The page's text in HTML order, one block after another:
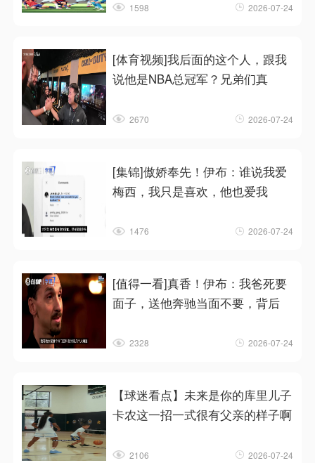
1598 2026-07-24
[体育视频]我后面的这个人，跟我
说他是NBA总冠军？兄弟们真
2670 2026-07-24
[集锦]傲娇奉先！伊布：谁说我爱
梅西，我只是喜欢，他也爱我
1476 2026-07-24
[值得一看]真香！伊布：我爸死要
面子，送他奔驰当面不要，背后
2328 2026-07-24
【球迷看点】未来是你的库里儿子
卡农这一招一式很有父亲的样子啊
2106 2026-07-24